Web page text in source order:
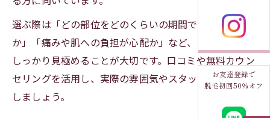
選ぶ際は「どの部位をどのくらいの期間で脱毛したいの
か」「痛みや肌への負担が心配か」など、目的や肌質を
しっかり見極めることが大切です。口コミや無料カウン
セリングを活用し、実際の雰囲気やスタッフ対応も確認
しましょう。
お友達登録で
脱毛初回50％オフ